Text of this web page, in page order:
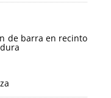
de barra en recinto